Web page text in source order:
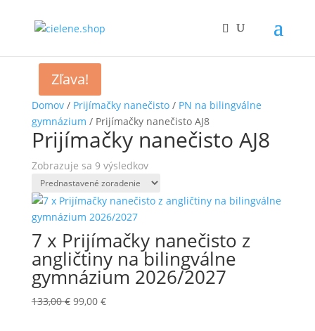
Domov/ Prijímačky nanečisto/ PN na bilingválne
gymnázium / Prijímačky nanečisto AJ8
Prijímačky nanečisto AJ8
Zobrazuje sa 9 výsledkov
Zľava!
7 x Prijímačky nanečisto z
angličtiny na bilingválne
gymnázium 2026/2027
133,00€ Pôvodná
99,00 €Aktuálna